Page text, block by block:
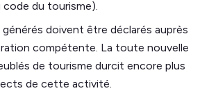
code du tourisme).
générés doivent être déclarés auprès
compétente. La toute nouvelle
de tourisme durcit encore plus
de cette activité.